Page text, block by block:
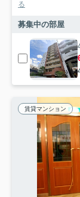
る
募集中の部屋
賃貸マンション